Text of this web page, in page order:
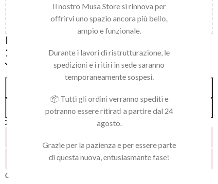
Il nostro Musa Store si rinnova per
offrirvi uno spazio ancora più bello,
ampio e funzionale.
Durante i lavori di ristrutturazione, le
spedizioni e i ritiri in sede saranno
temporaneamente sospesi.
📦 Tutti gli ordini verranno spediti e
potranno essere ritirati a partire dal 24
agosto.
Grazie per la pazienza e per essere parte
di questa nuova, entusiasmante fase!
150,00€al carrello e ottieni la spedizione
RICAMBIO MEZZALUNA 100 50PZ
12,50
Solo 1 pezzi disponibili
ACQUISTA SUBITO
Aggiungi alla lista dei desideri
Prodotti venduti negli ultimi 2 giorni
Grana 100